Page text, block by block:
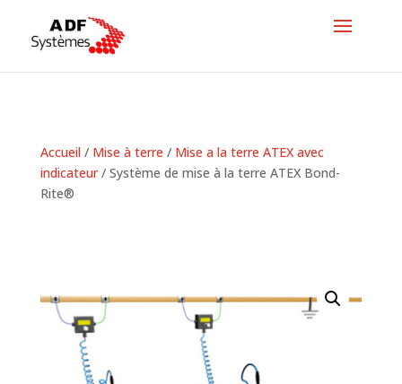
Accueil / Mise à terre / Mise a la terre ATEX avec
indicateur/ Système de mise à la terre ATEX Bond-
Rite®